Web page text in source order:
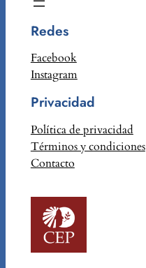
Redes
Facebook
Instagram
Privacidad
Política de privacidad
Términos y condiciones
Contacto